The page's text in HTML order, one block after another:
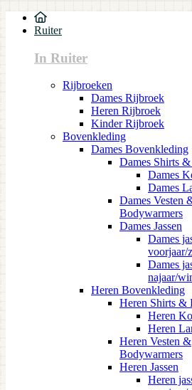
Ruiter
In Ruiter
Rijbroeken
Dames Rijbroek
Heren Rijbroek
Kinder Rijbroek
Bovenkleding
Dames Bovenkleding
Dames Shirts
Dames
Dames
Dames Vesten
Bodywarmers
Dames Jassen
Dames
voorjaar/
Dames
najaar/
Heren Bovenkleding
Heren Shirts &
Heren
Heren
Heren Vesten &
Bodywarmers
Heren Jassen
Heren